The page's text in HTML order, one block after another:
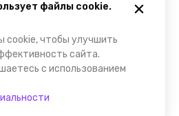
файлы cookie.
cookie, чтобы улучшить
сайта.
с использованием